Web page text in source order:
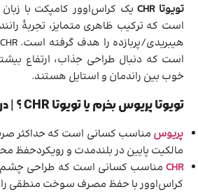
تویوتا CHR
یک کراس‌اوور کامپکت با
است که ترکیب ظاهری متمایز، تجربهٔ
است که دنبال طراحی جذاب، ارتفاع
خوب بین راندمان و استایل هستند.
تویوتا پریوس بخرم یا تویوتا CHR ؟ | در یک نگاه
پریوس مناسب کسانی است که حداکثر
مالکیت پایین در بلندمدت و رویکردحفظ
CHR مناسب کسانی است که طراحی
کراس‌اوور با حفظ مصرف سوخت منطقی